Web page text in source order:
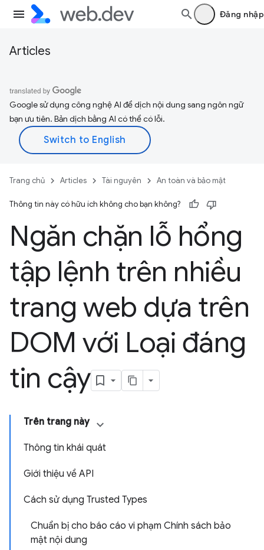
Đăng nhập
Articles
Google sử dụng công nghệ AI để dịch nội dung sang ngôn ngữ
bạn ưu tiên. Bản dịch bằng AI có thể có lỗi.
Trang chủ Articles Tài nguyên An toàn và bảo mật
Thông tin này có hữu ích không cho bạn không?
Ngăn chặn lỗ hổng
tập lệnh trên nhiều
trang web dựa trên
DOM với Loại đáng
tin cậy
Trên trang này
Thông tin khái quát
Giới thiệu về API
Cách sử dụng Trusted Types
Chuẩn bị cho báo cáo vi phạm Chính sách bảo
mật nội dung